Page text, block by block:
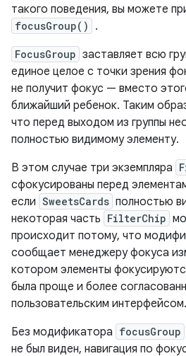
такого поведения, вы можете
focusGroup() .
FocusGroup заставляет всю
единое целое с точки зрения
не получит фокус — вместо
ближайший ребенок. Таким
что перед выходом из группы
полностью видимому элементу.
В этом случае три экземпляра
сфокусированы перед
если SweetsCards полностью
некоторая часть FilterChip
происходит потому, что
сообщает менеджеру фокуса
котором элементы
была проще и более
пользовательским интерфейсом.
Без модификатора focusGroup
не был виден, навигация по